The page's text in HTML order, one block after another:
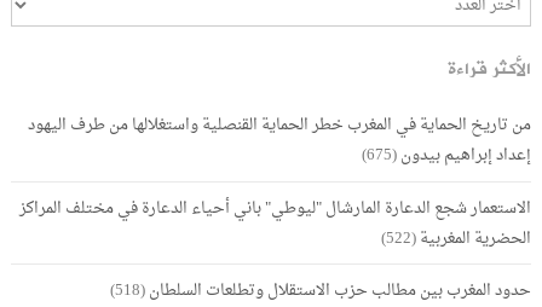
الأكثر قراءة
من تاريخ الحماية في المغرب خطر الحماية القنصلية واستغلالها من طرف اليهود
إعداد إبراهيم بيدون(675)
الاستعمار شجع الدعارة المارشال "ليوطي" باني أحياء الدعارة في مختلف المراكز
الحضرية المغربية(522)
حدود المغرب بين مطالب حزب الاستقلال وتطلعات السلطان(518)